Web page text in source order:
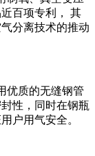
百项专利， 其
分离技术的推动
优质的无缝钢管
性，同时在钢瓶
户用气安全。